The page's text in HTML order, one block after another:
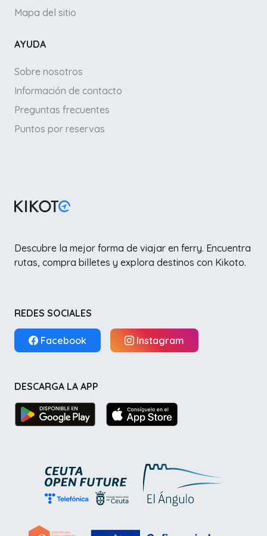
Mapa del sitio
AYUDA
Sobre nosotros
Información de contacto
Preguntas frecuentes
Puntos por reservas
Descubre la mejor forma de viajar en ferry. Encuentra
rutas, compra billetes y explora destinos con Kikoto.
REDES SOCIALES
Facebook Instagram
DESCARGA LA APP